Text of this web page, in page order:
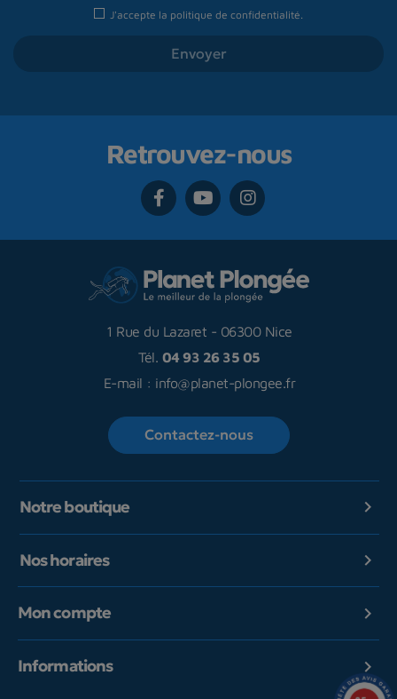
J'accepte la politique de confidentialité.
Retrouvez-nous
1 Rue du Lazaret - 06300 Nice
Tél. 04 93 26 35 05
E-mail : info@planet-plongee.fr
Contactez-nous
Notre boutique 
Nos horaires 
Mon compte 
Informations 